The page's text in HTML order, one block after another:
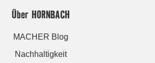
Über HORNBACH
MACHER Blog
Nachhaltigkeit